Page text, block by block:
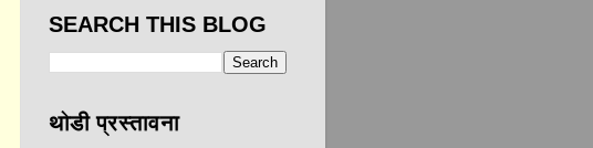
SEARCH THIS BLOG
थोडी प्रस्तावना